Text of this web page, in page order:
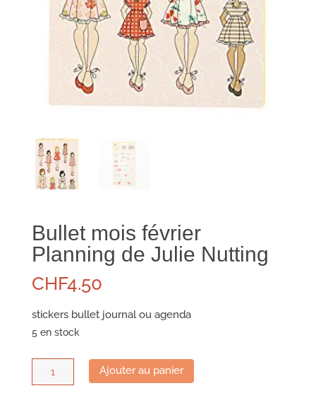
Bullet mois février
Planning de Julie Nutting
CHF4.50
stickers bullet journal ou agenda
5 en stock
de
Ajouter au panier